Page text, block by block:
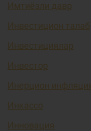
Имтиёзли давр
Инвестицион талаб
Инвестициялар
Инвестор
Инерцион
Инкассо
Инновация